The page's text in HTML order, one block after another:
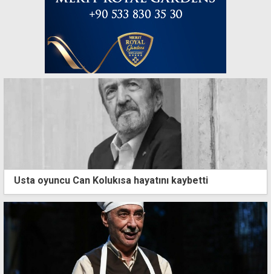
Usta oyuncu Can Kolukısa hayatını kaybetti